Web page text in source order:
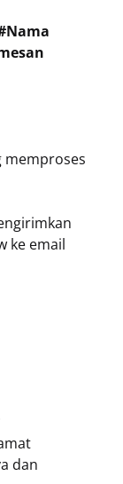
memproses
ke email
dan